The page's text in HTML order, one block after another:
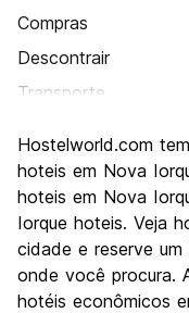
Compras
Descontrair
Transporte
Cultura
Festas / vida
Custo-beneficio
Hostelworld.com
hoteis em Nova
hoteis em Nova
Iorque hoteis. Veja
cidade e reserve
onde você procura.
hotéis econômicos